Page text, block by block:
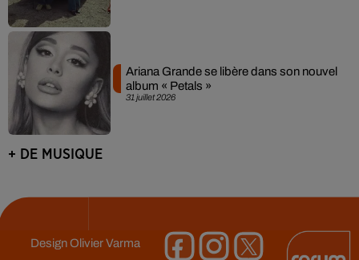
31 juillet 2026
Ariana Grande se libère dans son nouvel
album « Petals »
+ DE MUSIQUE
DesignOlivier Varma